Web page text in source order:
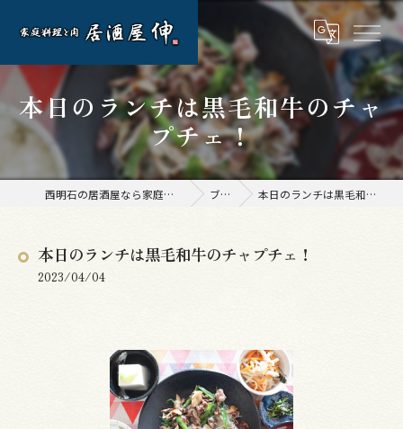
本日のランチは黒毛和牛のチャ
プチェ！
西明石の居酒屋なら家庭料理と肉 居酒屋 伸 ブログ 本日のランチは黒毛和牛のチャプチェ！
本日のランチは黒毛和牛のチャプチェ！
2023/04/04